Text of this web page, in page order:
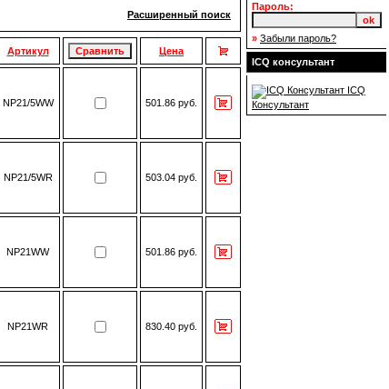
Расширенный поиск
Артикул Цена
NP21/5WW 501.86 руб.
NP21/5WR 503.04 руб.
NP21WW 501.86 руб.
NP21WR 830.40 руб.
Пароль:
» Забыли пароль?
ICQ консультант
ICQ
Консультант